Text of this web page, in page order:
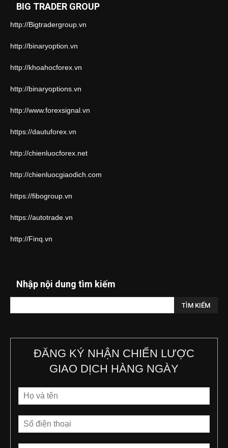
BIG TRADER GROUP
http://Bigtradergroup.vn
http://binaryoption.vn
http://khoahocforex.vn
http://binaryoptions.vn
http://www.forexsignal.vn
https://dautuforex.vn
http://chienluocforex.net
http://chienluocgiaodich.com
https://fibogroup.vn
https://autotrade.vn
http://Finq.vn
Nhập nội dung tìm kiếm
ĐĂNG KÝ NHẬN CHIẾN LƯỢC
GIAO DỊCH HÀNG NGÀY